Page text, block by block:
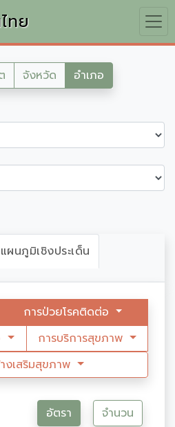
ทย
จังหวัด อำเภอ
นภูมิเชิงประเด็น
การป่วยโรคติดต่อ
การบริการสุขภาพ
งเสริมสุขภาพ
อัตรา จำนวน